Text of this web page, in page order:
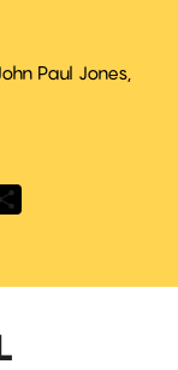
Paul Jones